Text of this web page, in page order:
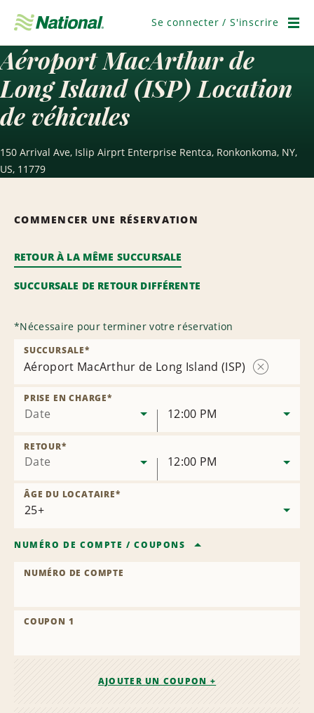
navigation
Se connecter / S'inscrire
Aéroport MacArthur de
Long Island (ISP) Location
de véhicules
150 Arrival Ave, Islip Airprt Enterprise Rentca, Ronkonkoma, NY,
US, 11779
COMMENCER UNE RÉSERVATION
RETOUR À LA MÊME SUCCURSALE
SUCCURSALE DE RETOUR DIFFÉRENTE
*Nécessaire pour terminer votre réservation
Aéroport MacArthur de Long Island (ISP)
SUCCURSALE*
Date
PRISE EN CHARGE*
12:00 PM
Date
RETOUR*
12:00 PM
ÂGE DU LOCATAIRE*
NUMÉRO DE COMPTE /COUPONS
NUMÉRO DE COMPTE
COUPON 1
AJOUTER UN COUPON +